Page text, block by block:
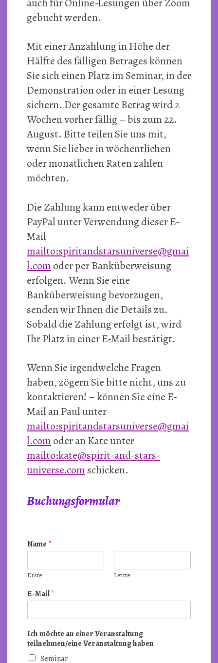
gebucht werden.
Mit einer Anzahlung in Höhe der
Hälfte des fälligen Betrages können
Sie sich einen Platz im Seminar, in der
Demonstration oder in einer Lesung
sichern. Der gesamte Betrag wird 2
Wochen vorher fällig – bis zum 22.
August. Bitte teilen Sie uns mit,
wenn Sie lieber in wöchentlichen
oder monatlichen Raten zahlen
möchten.
Die Zahlung kann entweder über
PayPal unter Verwendung dieser E-
Mail
mailto:spiritandstarsuniverse@gmai
l.com oder per Banküberweisung
erfolgen. Wenn Sie eine
Banküberweisung bevorzugen,
senden wir Ihnen die Details zu.
Sobald die Zahlung erfolgt ist, wird
Ihr Platz in einer E-Mail bestätigt.
Wenn Sie irgendwelche Fragen
haben, zögern Sie bitte nicht, uns zu
kontaktieren! – können Sie eine E-
Mail an Paul unter
mailto:spiritandstarsuniverse@gmai
l.com oder an Kate unter
mailto:kate@spirit-and-stars-
universe.comschicken.
Buchungsformular
Name *
Erste Letzte
E-Mail*
Ich möchte an einer Veranstaltung
teilnehmen/eine Veranstaltung haben
Seminar